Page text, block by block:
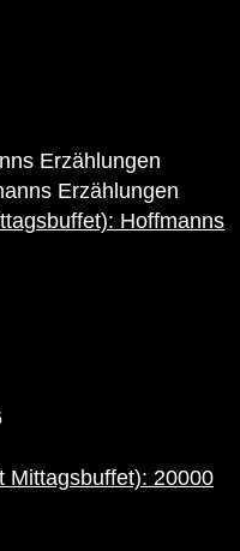
Erzählungen
Erzählungen
Hoffmanns
Mittagsbuffet): 20000